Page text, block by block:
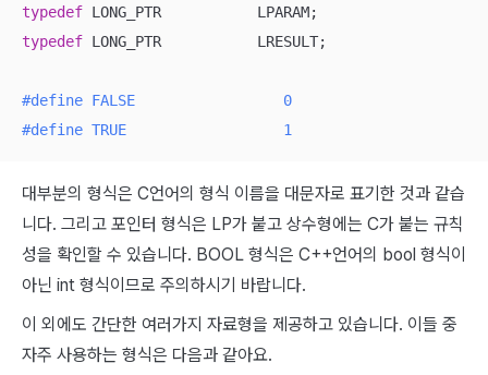
typedef
typedef LONG_PTR           LRESULT;
#define FALSE                 0
#define TRUE                  1
대부분의 형식은 C언어의 형식 이름을 대문자로 표기한 것과 같습
니다. 그리고 포인터 형식은 LP가 붙고 상수형에는 C가 붙는 규칙
성을 확인할 수 있습니다. BOOL 형식은 C++언어의 bool 형식이
아닌 int 형식이므로 주의하시기 바랍니다.
이 외에도 간단한 여러가지 자료형을 제공하고 있습니다. 이들 중
자주 사용하는 형식은 다음과 같아요.